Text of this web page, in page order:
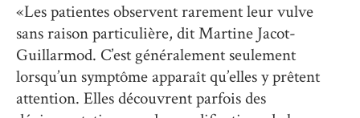
«Les patientes observent rarement leur vulve
sans raison particulière, dit Martine Jacot-
Guillarmod. C’est généralement seulement
lorsqu’un symptôme apparaît qu’elles y prêtent
attention. Elles découvrent parfois des